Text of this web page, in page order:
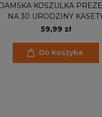
DAMSKA KOSZULKA
NA 30 URODZINY
VINTAGE 1994 TORBA
59,99 zł
Do koszyka